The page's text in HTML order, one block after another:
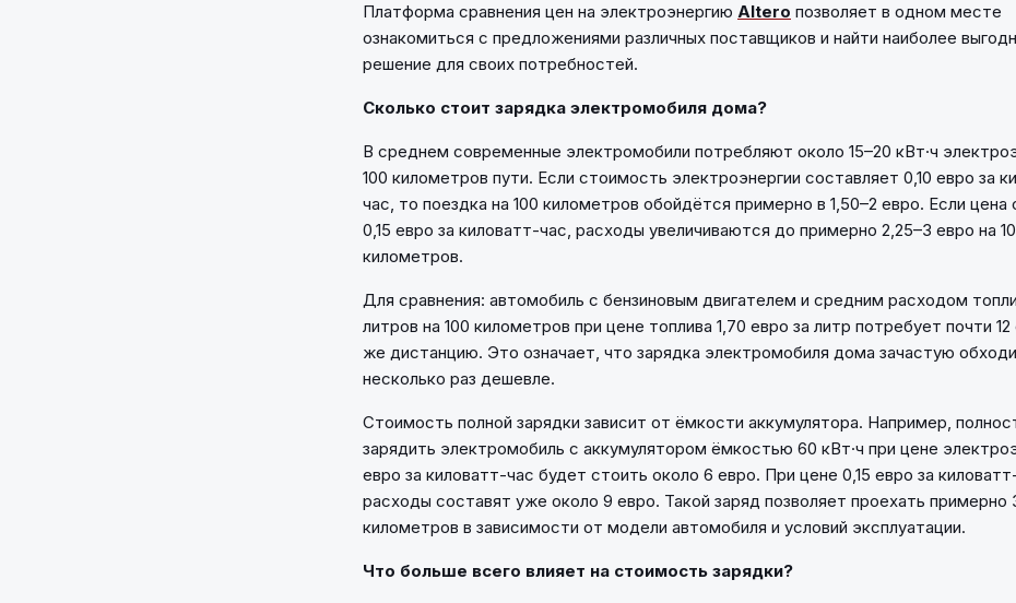
Платформа сравнения цен на электроэнергию Altero позволяет в одном месте
ознакомиться с предложениями различных поставщиков и найти наиболее
решение для своих потребностей.
Сколько стоит зарядка электромобиля дома?
В среднем современные электромобили потребляют около 15–20 кВт·ч
100 километров пути. Если стоимость электроэнергии составляет 0,10 евро за
час, то поездка на 100 километров обойдётся примерно в 1,50–2 евро. Если цена
0,15 евро за киловатт-час, расходы увеличиваются до примерно 2,25–3 евро на
километров.
Для сравнения: автомобиль с бензиновым двигателем и средним расходом
литров на 100 километров при цене топлива 1,70 евро за литр потребует почти
же дистанцию. Это означает, что зарядка электромобиля дома зачастую
несколько раз дешевле.
Стоимость полной зарядки зависит от ёмкости аккумулятора. Например,
зарядить электромобиль с аккумулятором ёмкостью 60 кВт·ч при цене
евро за киловатт-час будет стоить около 6 евро. При цене 0,15 евро за
расходы составят уже около 9 евро. Такой заряд позволяет проехать примерно
километров в зависимости от модели автомобиля и условий эксплуатации.
Что больше всего влияет на стоимость зарядки?